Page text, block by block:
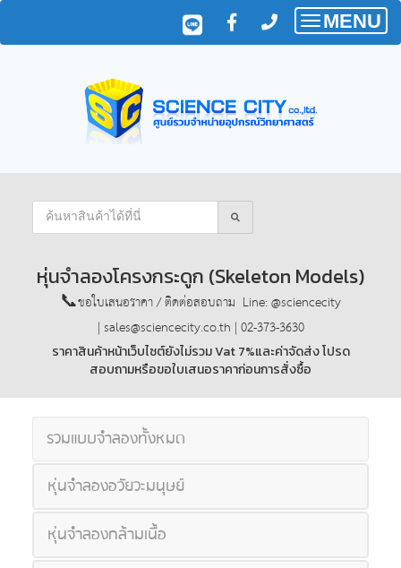
Toggle
MENU
หุ่นจำลองโครงกระดูก (Skeleton Models)
📞ขอใบเสนอราคา / ติดต่อสอบถาม Line: @sciencecity
| sales@sciencecity.co.th | 02-373-3630
ราคาสินค้าหน้าเว็บไซต์ยังไม่รวม Vat 7%และค่าจัดส่ง โปรด
สอบถามหรือขอใบเสนอราคาก่อนการสั่งซื้อ
รวมแบบจำลองทั้งหมด
หุ่นจำลองอวัยวะมนุษย์
หุ่นจำลองกล้ามเนื้อ